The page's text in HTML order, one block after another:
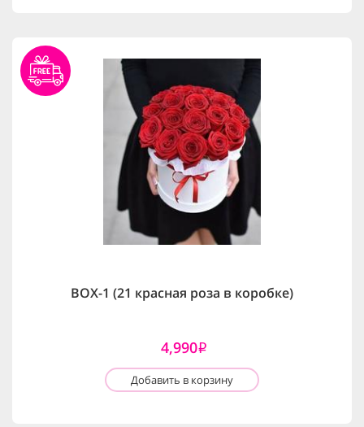
BOX-1 (21 красная роза в коробке)
4,990i
Добавить в корзину